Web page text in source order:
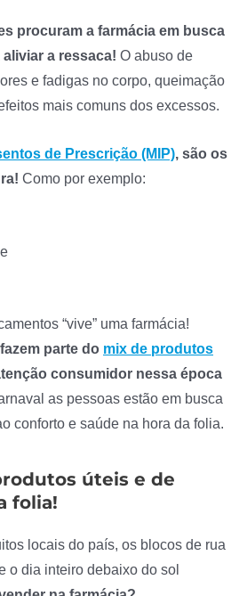
procuram a farmácia em busca
a ressaca! O abuso de
e fadigas no corpo, queimação
mais comuns dos excessos.
de Prescrição (MIP), são os
Como por exemplo:
“vive” uma farmácia!
parte do mix de produtos
consumidor nessa época
as pessoas estão em busca
conforto e saúde na hora da folia.
úteis e de
folia!
locais do país, os blocos de rua
o dia inteiro debaixo do sol